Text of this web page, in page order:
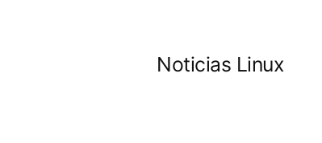
Noticias Linux